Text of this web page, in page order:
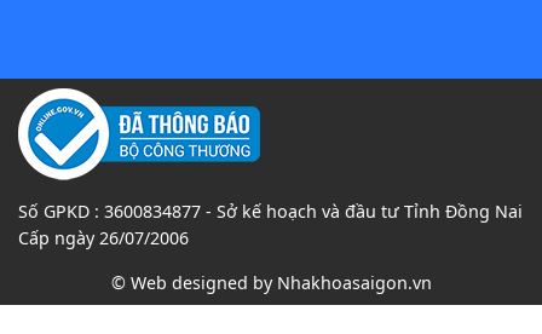
Số GPKD : 3600834877 - Sở kế hoạch và đầu tư Tỉnh Đồng Nai
Cấp ngày 26/07/2006
© Web designed by Nhakhoasaigon.vn